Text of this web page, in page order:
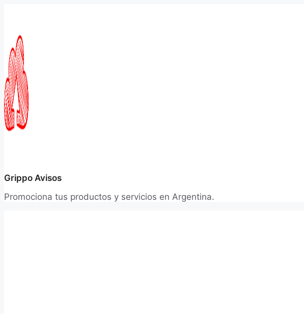
Grippo Avisos
Promociona tus productos y servicios en Argentina.